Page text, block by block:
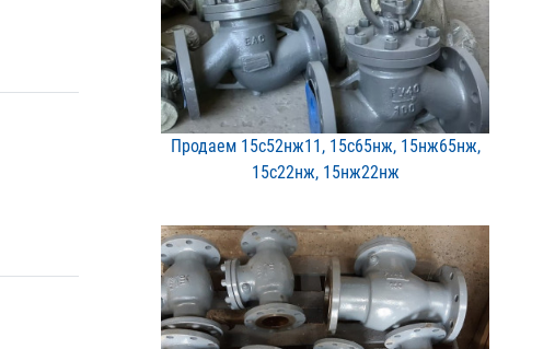
Продаем 15с52нж11, 15с65​нж, 15нж65нж,
15с22нж, 1​5нж22нж